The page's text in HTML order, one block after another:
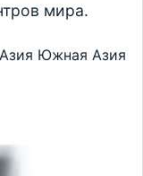
мира.
Южная Азия